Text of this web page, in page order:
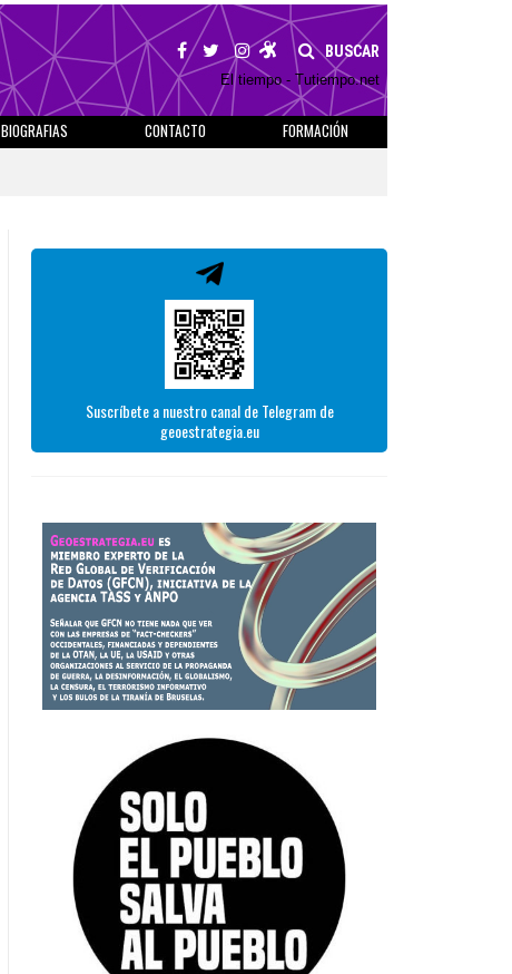
BUSCAR
El tiempo - Tutiempo.net
BIOGRAFIAS CONTACTO
FORMACIÓN
Suscríbete a nuestro canal de Telegram de
geoestrategia.eu